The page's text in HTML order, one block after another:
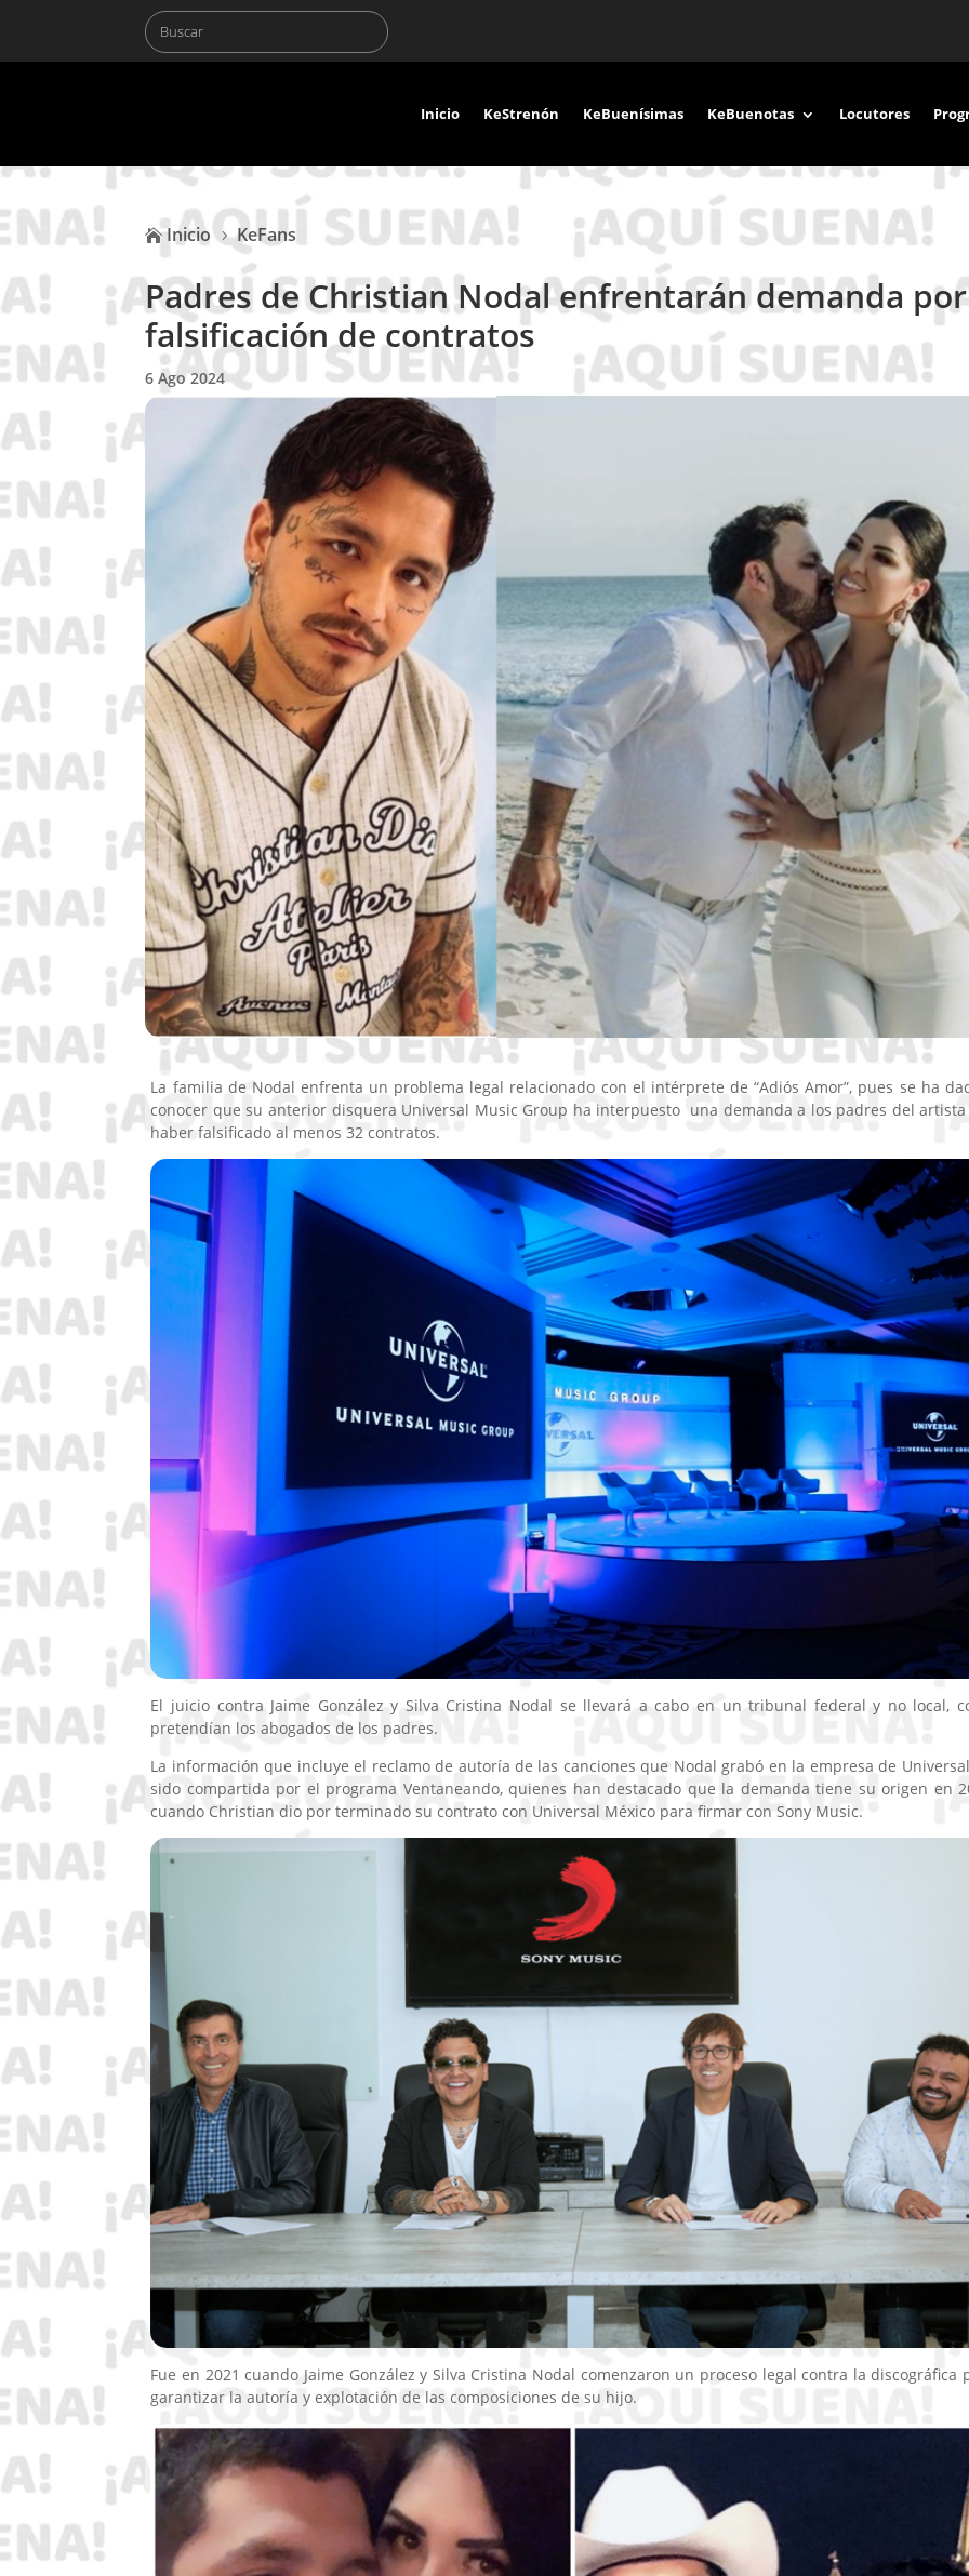
Inicio KeStrenón KeBuenísimas KeBuenotas Locutores
 Inicio 5 KeFans
Padres de Christian Nodal enfrentarán demanda por
falsificación de contratos
6 Ago 2024
La familia de Nodal enfrenta un problema legal relacionado con el intérprete de “Adiós Amor”, pues se ha
conocer que su anterior disquera Universal Music Group ha interpuesto una demanda a los padres del
haber falsificado al menos 32 contratos.
El juicio contra Jaime González y Silva Cristina Nodal se llevará a cabo en un tribunal federal y no local,
pretendían los abogados de los padres.
La información que incluye el reclamo de autoría de las canciones que Nodal grabó en la empresa de
sido compartida por el programa Ventaneando, quienes han destacado que la demanda tiene su origen en
cuando Christian dio por terminado su contrato con Universal México para firmar con Sony Music.
Fue en 2021 cuando Jaime González y Silva Cristina Nodal comenzaron un proceso legal contra la discográfica
garantizar la autoría y explotación de las composiciones de su hijo.